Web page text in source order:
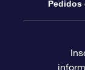
Pacote
Star
Pedidos